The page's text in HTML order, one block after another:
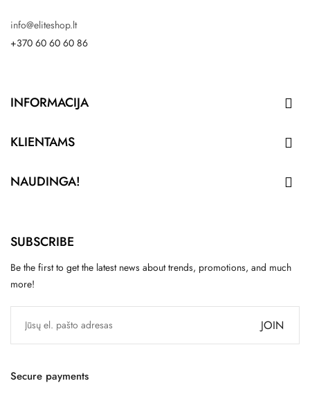
info@eliteshop.lt
+370 60 60 60 86
INFORMACIJA 
KLIENTAMS 
NAUDINGA! 
SUBSCRIBE
Be the first to get the latest news about trends, promotions, and much
more!
JOIN
Secure payments